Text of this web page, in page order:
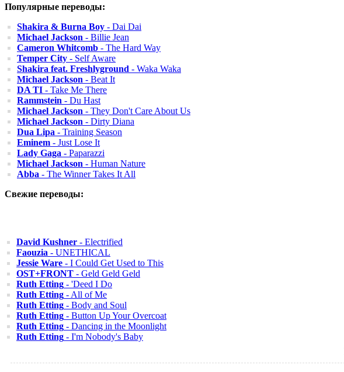
Популярные переводы:
Shakira & Burna Boy - Dai Dai
Michael Jackson - Billie Jean
Cameron Whitcomb - The Hard Way
Temper City - Self Aware
Shakira feat. Freshlyground - Waka Waka
Michael Jackson - Beat It
DA TI - Take Me There
Rammstein - Du Hast
Michael Jackson - They Don't Care About Us
Michael Jackson - Dirty Diana
Dua Lipa - Training Season
Eminem - Just Lose It
Lady Gaga - Paparazzi
Michael Jackson - Human Nature
Abba - The Winner Takes It All
Свежие переводы:
David Kushner - Electrified
Faouzia - UNETHICAL
Jessie Ware - I Could Get Used to This
OST+FRONT - Geld Geld Geld
Ruth Etting - 'Deed I Do
Ruth Etting - All of Me
Ruth Etting - Body and Soul
Ruth Etting - Button Up Your Overcoat
Ruth Etting - Dancing in the Moonlight
Ruth Etting - I'm Nobody's Baby